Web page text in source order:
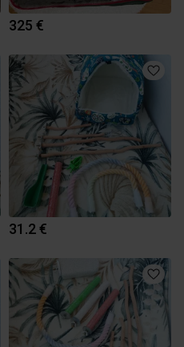
325 €
31.2 €